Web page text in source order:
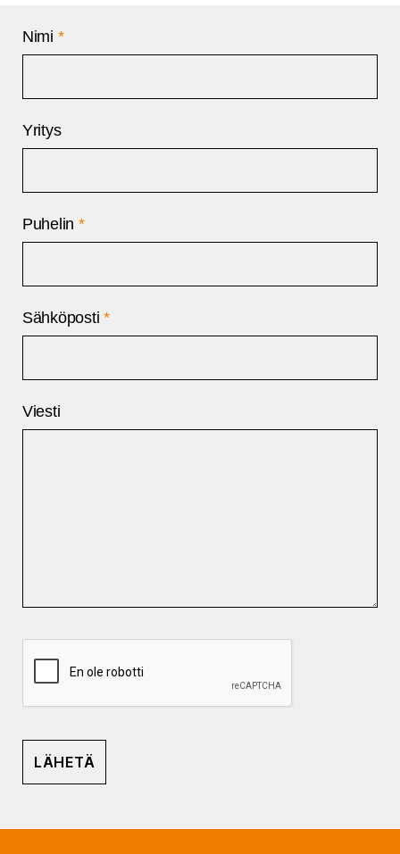
Nimi *
Yritys
Puhelin *
Sähköposti*
Viesti